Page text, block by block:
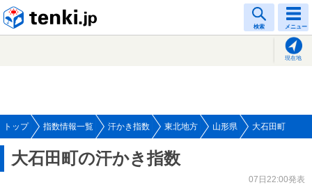
検索 メニュー
現在地
トップ 指数情報一覧 汗かき指数 東北地方 山形県 大石田町
大石田町の汗かき指数
07日22:00発表